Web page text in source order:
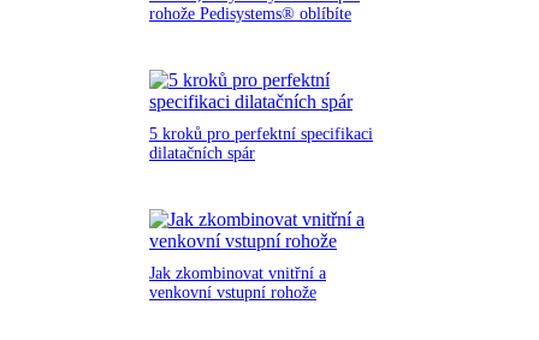
rohože Pedisystems® oblíbíte
5 kroků pro perfektní specifikaci
dilatačních spár
Jak zkombinovat vnitřní a
venkovní vstupní rohože